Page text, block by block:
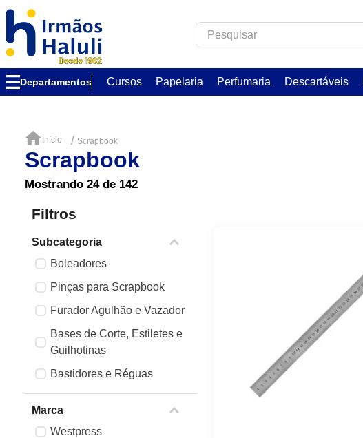
Pesquisar
Departamentos Cursos Papelaria Perfumaria Descartáveis
Scrapbook
Scrapbook
Mostrando 24 de 142
Filtros
Subcategoria
Boleadores
Pinças para Scrapbook
Furador Agulhão e Vazador
Bases de Corte, Estiletes e
Guilhotinas
Bastidores e Réguas
Alicates
Marca
Westpress
1º
corfix